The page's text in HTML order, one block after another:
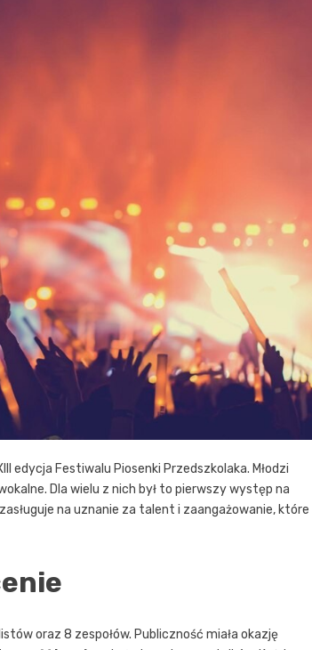
edycja Festiwalu Piosenki Przedszkolaka. Młodzi
Dla wielu z nich był to pierwszy występ na
na uznanie za talent i zaangażowanie, które
oraz 8 zespołów. Publiczność miała okazję